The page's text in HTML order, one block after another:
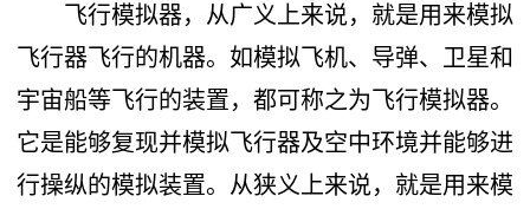
飞行模拟器，从广义上来说，就是用来模拟
飞行器飞行的机器。如模拟飞机、导弹、卫星和
宇宙船等飞行的装置，都可称之为飞行模拟器。
它是能够复现并模拟飞行器及空中环境并能够进
行操纵的模拟装置。从狭义上来说，就是用来模